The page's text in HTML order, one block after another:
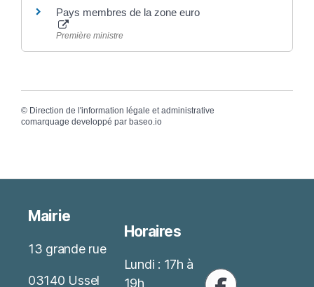
Pays membres de la zone euro
Première ministre
© Direction de l'information légale et administrative
comarquage developpé par baseo.io
Mairie
13 grande rue
03140 Ussel
Horaires
Lundi : 17h à
19h